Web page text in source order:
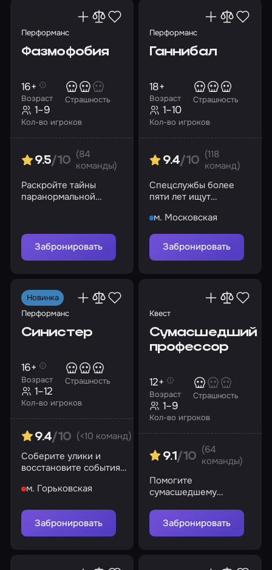
Перформанс
Фазмофобия
Возраст
16+
Страшность
Кол-во игроков
1–9
9.5/10
(84
команды)
Раскройте тайны
паранормальной
Забронировать
Перформанс
Ганнибал
Возраст
18+
Страшность
Кол-во игроков
1–10
9.4/10
(118
команд)
Спецслужбы более
пяти лет ищут
все попытки обречены
на провал…
м. Московская
Забронировать
Новинка
Перформанс
Синистер
Возраст
16+
Страшность
Кол-во игроков
1–12
9.4/10 (<10 команд)
Соберите улики и
восстановите события
помните: Багул не
м. Горьковская
Забронировать
Квест
Сумасшедший
профессор
Возраст
12+
Страшность
Кол-во игроков
1–9
9.1 /10
(64
команды)
Помогите
сумасшедшему
секреты морга
Забронировать